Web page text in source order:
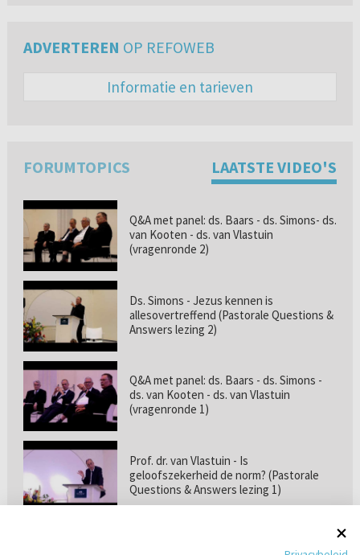
ADVERTEREN OP REFOWEB
Informatie en tarieven
FORUMTOPICS LAATSTE VIDEO'S
Q&A met panel: ds. Baars - ds. Simons- ds.
van Kooten - ds. van Vlastuin
(vragenronde 2)
Ds. Simons - Jezus kennen is
allesovertreffend (Pastorale Questions &
Answers lezing 2)
Q&A met panel: ds. Baars - ds. Simons -
ds. van Kooten - ds. van Vlastuin
(vragenronde 1)
Prof. dr. van Vlastuin - Is
geloofszekerheid de norm? (Pastorale
Questions & Answers lezing 1)